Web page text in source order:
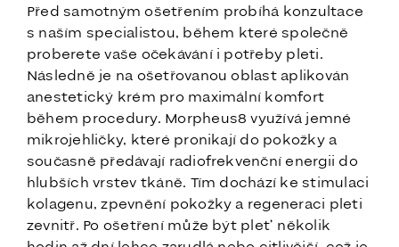
Před samotným ošetřením probíhá konzultace
s naším specialistou, během které společně
proberete vaše očekávání i potřeby pleti.
Následně je na ošetřovanou oblast aplikován
anestetický krém pro maximální komfort
během procedury. Morpheus8 využívá jemné
mikrojehličky, které pronikají do pokožky a
současně předávají radiofrekvenční energii do
hlubších vrstev tkáně. Tím dochází ke stimulaci
kolagenu, zpevnění pokožky a regeneraci pleti
zevnitř. Po ošetření může být pleť několik